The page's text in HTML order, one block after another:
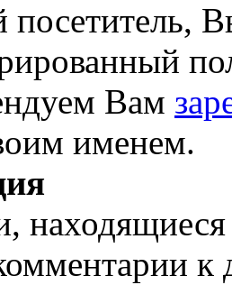
Вам
именем.